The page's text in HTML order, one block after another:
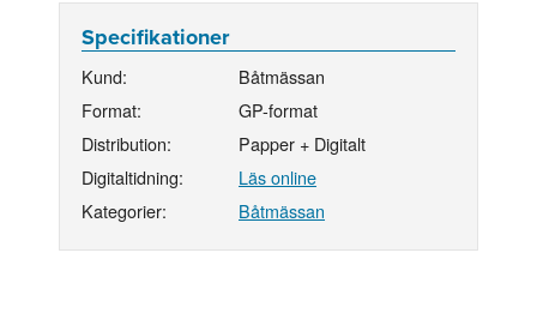
Specifikationer
Kund:
Båtmässan
Format:
GP-format
Distribution:
Papper + Digitalt
Digitaltidning:
Läs online
Kategorier:
Båtmässan